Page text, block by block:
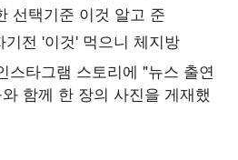
스타그램 스토리에 "뉴스 출연
함께 한 장의 사진을 게재했